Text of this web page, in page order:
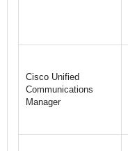
Cisco Unified
Communications
Manager